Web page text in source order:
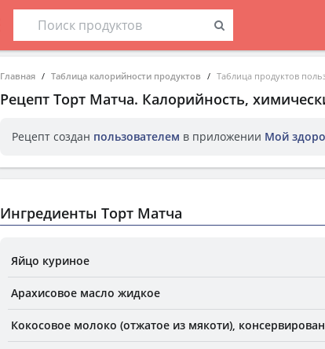
Главная Таблица калорийности продуктов Таблица продуктов
Рецепт Торт Матча. Калорийность,
Рецепт создан пользователем в приложении Мой
Ингредиенты Торт Матча
Яйцо куриное
Арахисовое масло жидкое
Кокосовое молоко (отжатое из мякоти),